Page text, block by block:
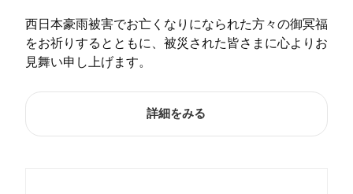
西日本豪雨被害でお亡くなりになられた方々の御冥福
をお祈りするとともに、被災された皆さまに心よりお
見舞い申し上げます。
詳細をみる